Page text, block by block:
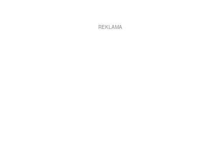
REKLAMA